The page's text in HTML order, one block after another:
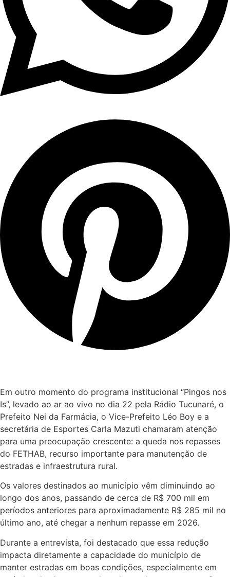
Em outro momento do programa institucional “Pingos nos
Is”, levado ao ar ao vivo no dia 22 pela Rádio Tucunaré, o
Prefeito Nei da Farmácia, o Vice-Prefeito Léo Boy e a
secretária de Esportes Carla Mazuti chamaram atenção
para uma preocupação crescente: a queda nos repasses
do FETHAB, recurso importante para manutenção de
estradas e infraestrutura rural.
Os valores destinados ao município vêm diminuindo ao
longo dos anos, passando de cerca de R$ 700 mil em
períodos anteriores para aproximadamente R$ 285 mil no
último ano, até chegar a nenhum repasse em 2026.
Durante a entrevista, foi destacado que essa redução
impacta diretamente a capacidade do município de
manter estradas em boas condições, especialmente em